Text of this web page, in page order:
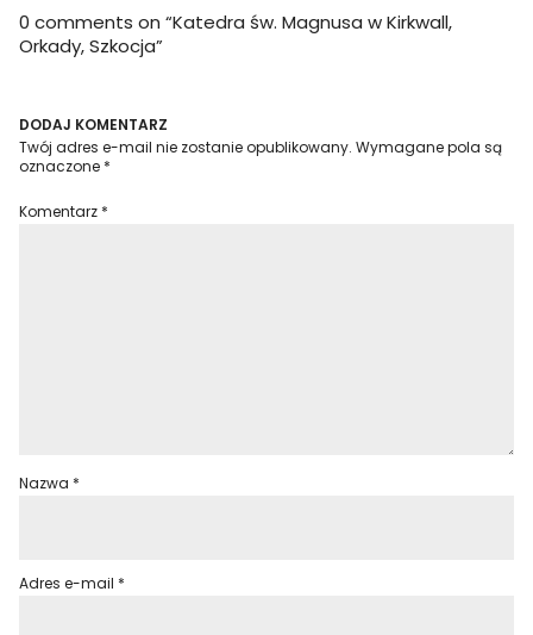
0 comments on “Katedra św. Magnusa w Kirkwall,
Orkady, Szkocja”
DODAJ KOMENTARZ
Twój adres e-mail nie zostanie opublikowany. Wymagane pola są
oznaczone *
Komentarz *
Nazwa *
Adres e-mail *